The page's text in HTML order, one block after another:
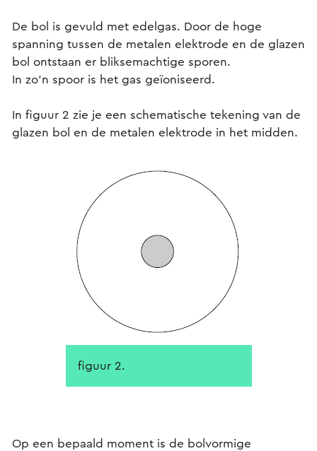
De bol is gevuld met edelgas. Door de hoge
spanning tussen de metalen elektrode en de glazen
bol ontstaan er bliksemachtige sporen.
In zo'n spoor is het gas geïoniseerd.
In figuur 2 zie je een schematische tekening van de
glazen bol en de metalen elektrode in het midden.
figuur 2.
Op een bepaald moment is de bolvormige